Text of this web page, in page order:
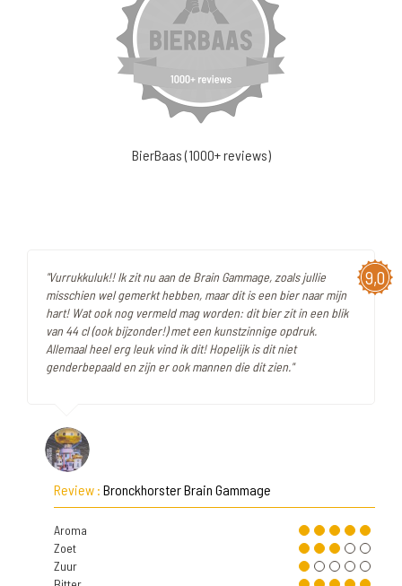
BierBaas (1000+ reviews)
9,0
"Vurrukkuluk!! Ik zit nu aan de Brain Gammage, zoals jullie
misschien wel gemerkt hebben, maar dit is een bier naar mijn
hart! Wat ook nog vermeld mag worden: dit bier zit in een blik
van 44 cl (ook bijzonder!) met een kunstzinnige opdruk.
Allemaal heel erg leuk vind ik dit! Hopelijk is dit niet
genderbepaald en zijn er ook mannen die dit zien."
Review : Bronckhorster Brain Gammage
Aroma
Zoet
Zuur